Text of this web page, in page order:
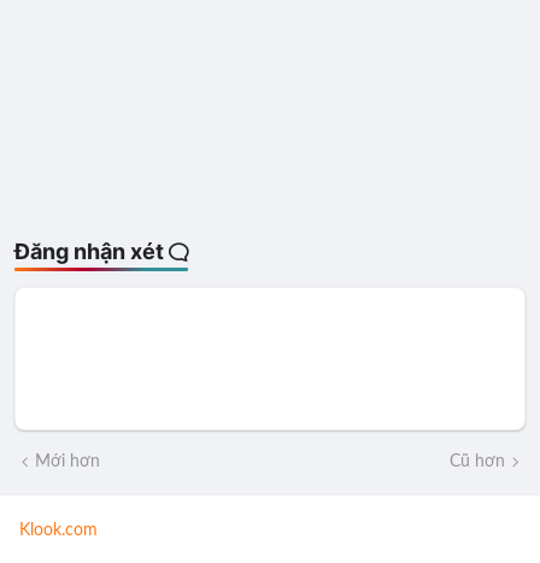
Đăng nhận xét
Mới hơn Cũ hơn
Klook.com